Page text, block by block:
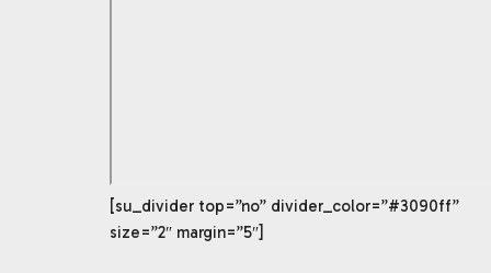
[su_divider top=”no” divider_color=”#3090ff”
size=”2″ margin=”5″]